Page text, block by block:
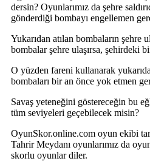
dersin? Oyunlarımız da şehre
gönderdiği bombayı engellemen
Yukarıdan atılan bombaların şehre
bombalar şehre ulaşırsa, şehirdeki
O yüzden fareni kullanarak
bombaları bir an önce yok etmen
Savaş yeteneğini göstereceğin bu
tüm seviyeleri geçebilecek misin?
OyunSkor.online.com oyun ekibi
Tahrir Meydanı oyunlarımız da
skorlu oyunlar diler.